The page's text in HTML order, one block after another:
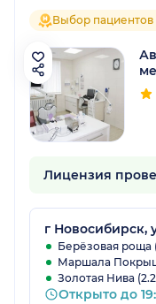
Выбор пациентов
Лицензия
г Новосибирск,
Берёзовая роща
Маршала
Золотая Нива
Открыто до